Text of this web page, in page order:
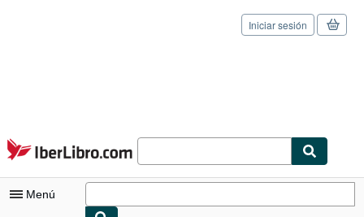
Pasar al contenido principal
IberLibro.com
Iniciar sesión
Menú